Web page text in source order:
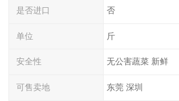
是否进口 否
单位 斤
安全性 无公害蔬菜 新鲜
可售卖地 东莞 深圳